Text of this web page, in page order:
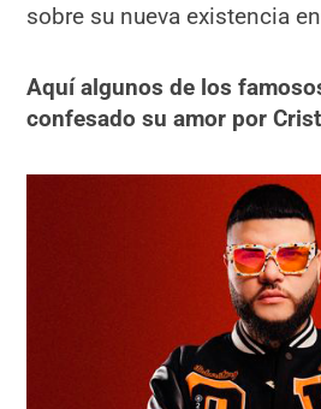
sobre su nueva existencia
Aquí algunos de los
confesado su amor por